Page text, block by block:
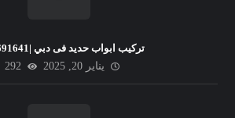
تركيب ابواب حديد فى دبي |0506691641
يناير 20, 2025
292